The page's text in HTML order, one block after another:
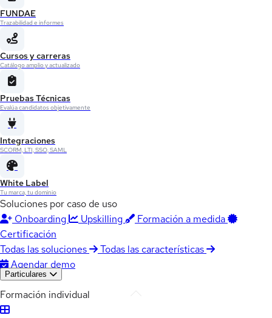
FUNDAE
Trazabilidad e informes
Cursos y carreras
Catálogo amplio y actualizado
Pruebas Técnicas
Evalúa candidatos objetivamente
Integraciones
SCORM, LTI, SSO, SAML
White Label
Tu marca, tu dominio
Soluciones por caso de uso
Onboarding
Upskilling
Formación a medida
Certificación
Todas las soluciones
Todas las características
Agendar demo
Particulares
Formación individual